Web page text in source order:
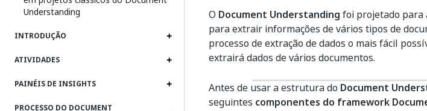
Understanding
INTRODUÇÃO
ATIVIDADES
PAINÉIS DE INSIGHTS
PROCESSO DO DOCUMENT
O Document Understanding foi projetado para
para extrair informações de vários tipos de
processo de extração de dados o mais fácil
extrairá dados de vários documentos.
Antes de usar a estrutura do Document
seguintes componentes do framework